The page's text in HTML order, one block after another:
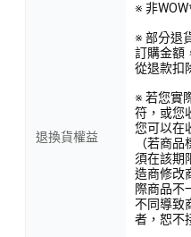
退換貨權益
※ 非
※ 部分退
訂購金額
從退款扣
※ 若您實
符，或您
您可以在
（若商
須在該期
造商修改
際商品不
不同導致
者，恕不